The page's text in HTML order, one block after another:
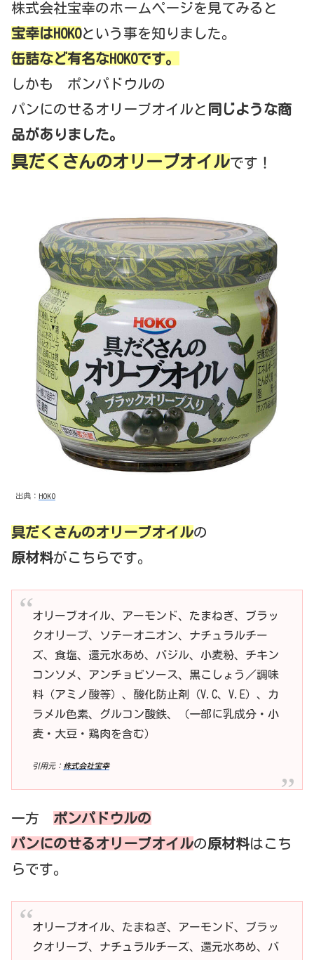
株式会社宝幸のホームページを見てみると
宝幸はHOKOという事を知りました。
缶詰など有名なHOKOです。
しかも ポンパドウルの
パンにのせるオリーブオイルと 同じような商
品がありました。
具だくさんのオリーブオイルです！
出典： HOKO
具だくさんのオリーブオイルの
原材料がこちらです。
オリーブオイル、アーモンド、たまねぎ、ブラッ
クオリーブ、ソテーオニオン、ナチュラルチー
ズ、食塩、還元水あめ、バジル、小麦粉、チキン
コンソメ、アンチョビソース、黒こしょう／調味
料（アミノ酸等）、酸化防止剤（V.C、V.E）、カ
ラメル色素、グルコン酸鉄、（一部に乳成分・小
麦・大豆・鶏肉を含む）
引用元： 株式会社宝幸
一方 ポンパドウルの
パンにのせるオリーブオイルの原材料はこち
らです。
オリーブオイル、たまねぎ、アーモンド、ブラッ
クオリーブ、ナチュラルチーズ、還元水あめ、バ